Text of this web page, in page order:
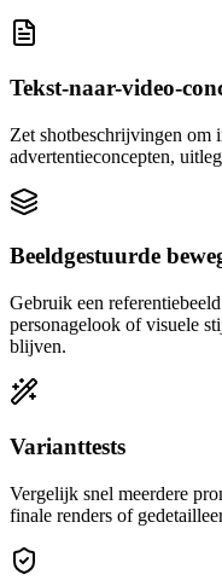
Tekst-naar-video-
Zet shotbeschrijvingen om
advertentieconcepten,
Beeldgestuurde
Gebruik een
personagelook of visuele
blijven.
Varianttests
Vergelijk snel meerdere
finale renders of